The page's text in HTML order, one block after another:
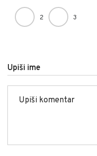
2 3
Upiši ime